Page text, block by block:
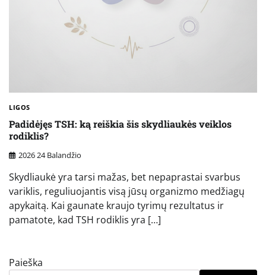
LIGOS
Padidėjęs TSH: ką reiškia šis skydliaukės veiklos
rodiklis?
2026 24 Balandžio
Skydliaukė yra tarsi mažas, bet nepaprastai svarbus
variklis, reguliuojantis visą jūsų organizmo medžiagų
apykaitą. Kai gaunate kraujo tyrimų rezultatus ir
pamatote, kad TSH rodiklis yra […]
Paieška